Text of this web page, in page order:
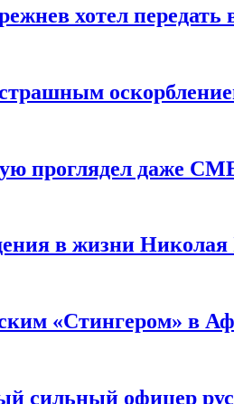
хотел передать
проглядел даже
в жизни
«Стингером» в
сильный офицер